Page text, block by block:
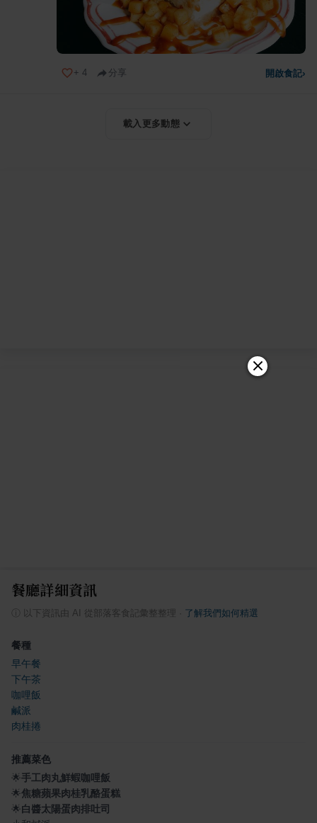
+ 4 分享 開啟食記›
載入更多動態
餐廳詳細資訊
ⓘ 以下資訊由 AI 從部落客食記彙整整理 了解我們如何精選
餐種
早午餐
下午茶
咖哩飯
鹹派
肉桂捲
推薦菜色
🌟手工肉丸鮮蝦咖哩飯
🌟焦糖蘋果肉桂乳酪蛋糕
🌟白醬太陽蛋肉排吐司